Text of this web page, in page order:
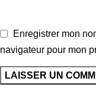
Enregistrer mon
navigateur pour mon